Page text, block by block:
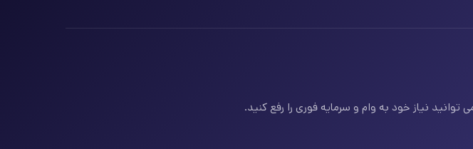
نیاز خود به وام و سرمایه فوری را رفع کنید.